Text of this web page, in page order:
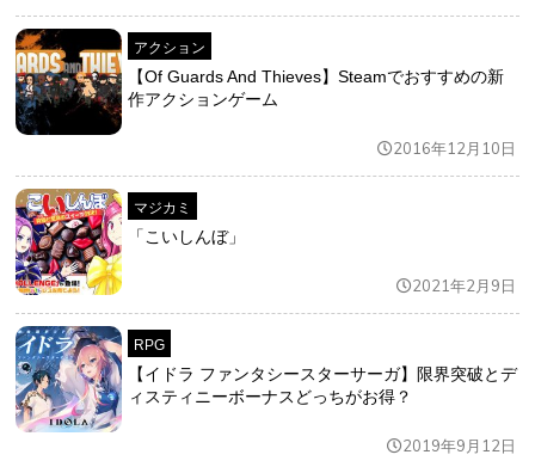
アクション
【Of Guards And Thieves】Steamでおすすめの新
作アクションゲーム
2016年12月10日
マジカミ
「こいしんぼ」
2021年2月9日
RPG
【イドラ ファンタシースターサーガ】限界突破とデ
ィスティニーボーナスどっちがお得？
2019年9月12日